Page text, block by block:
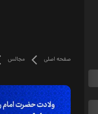
صفحه اصلی مجالس